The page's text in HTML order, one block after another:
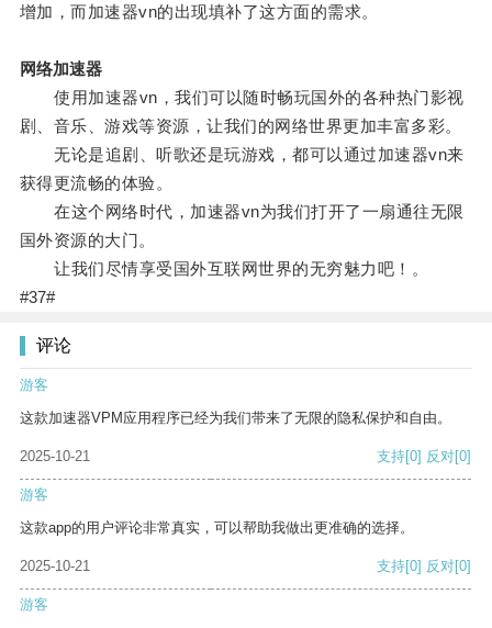
增加，而加速器vn的出现填补了这方面的需求。
网络加速器
使用加速器vn，我们可以随时畅玩国外的各种热门影视
剧、音乐、游戏等资源，让我们的网络世界更加丰富多彩。
无论是追剧、听歌还是玩游戏，都可以通过加速器vn来
获得更流畅的体验。
在这个网络时代，加速器vn为我们打开了一扇通往无限
国外资源的大门。
让我们尽情享受国外互联网世界的无穷魅力吧！。
#37#
评论
游客
这款加速器VPM应用程序已经为我们带来了无限的隐私保护和自由。
2025-10-21 支持[0] 反对[0]
游客
这款app的用户评论非常真实，可以帮助我做出更准确的选择。
2025-10-21 支持[0] 反对[0]
游客